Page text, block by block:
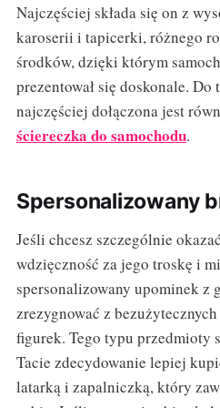
Najczęściej składa się on z
karoserii i tapicerki, różnego
środków, dzięki którym
prezentował się doskonale.
najczęściej dołączona jest
ściereczka do samochodu.
Spersonalizowany
Jeśli chcesz szczególnie
wdzięczność za jego troskę i
spersonalizowany upominek z
zrezygnować z
figurek. Tego typu przedmioty
Tacie zdecydowanie lepiej
latarką i zapalniczką, który